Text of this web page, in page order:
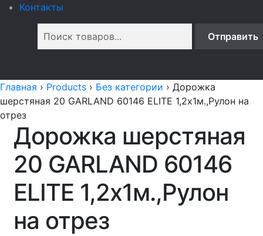
Контакты
Главная › Products › Без категории › Дорожка
шерстяная 20 GARLAND 60146 ELITE 1,2х1м.,Рулон на
отрез
Дорожка шерстяная
20 GARLAND 60146
ELITE 1,2х1м.,Рулон
на отрез